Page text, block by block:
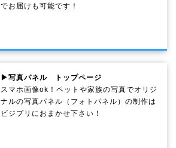
でお届けも可能です！
▶写真パネル トップページ
スマホ画像ok！ペットや家族の写真でオリジ
ナルの写真パネル（フォトパネル）の制作は
ビジプリにおまかせ下さい！